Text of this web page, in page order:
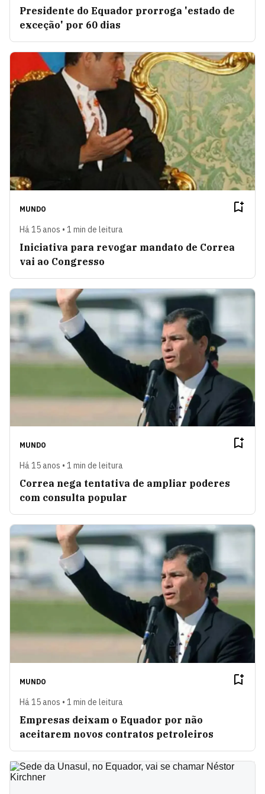
Presidente do Equador prorroga 'estado de
exceção' por 60 dias
MUNDO
Há 15 anos • 1 min de leitura
Iniciativa para revogar mandato de Correa
vai ao Congresso
MUNDO
Há 15 anos • 1 min de leitura
Correa nega tentativa de ampliar poderes
com consulta popular
MUNDO
Há 15 anos • 1 min de leitura
Empresas deixam o Equador por não
aceitarem novos contratos petroleiros